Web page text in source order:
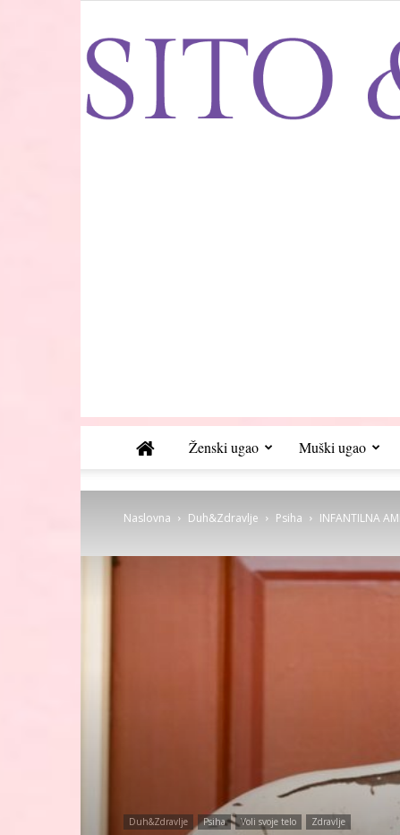
Ženski ugao Muški ugao
Naslovna Duh&Zdravlje Psiha INFANTILNA
Duh&Zdravlje Psiha Voli svoje telo Zdravlje